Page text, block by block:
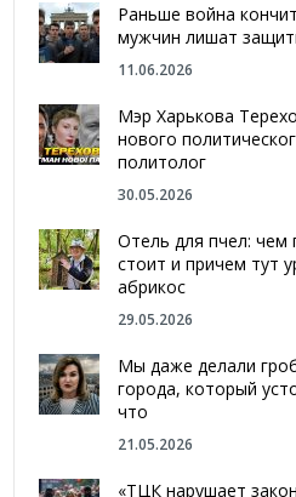
Раньше война
мужчин лишат
11.06.2026
Мэр Харькова
нового
политолог
30.05.2026
Отель для пчел: чем
стоит и причем тут
абрикос
29.05.2026
Мы даже делали
города, который
что
21.05.2026
«ТЦК нарушает